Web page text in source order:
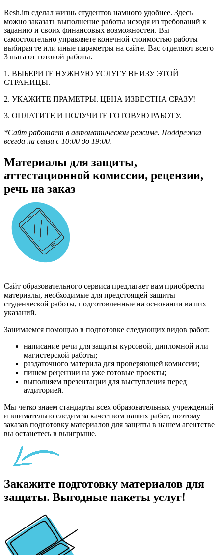
Resh.im сделал жизнь студентов намного удобнее. Здесь
можно заказать выполнение работы исходя из требований к
заданию и своих финансовых возможностей. Вы
самостоятельно управляете конечной стоимостью работы
выбирая те или иные параметры на сайте. Вас отделяют всего
3 шага от готовой работы:
1. ВЫБЕРИТЕ НУЖНУЮ УСЛУГУ ВНИЗУ ЭТОЙ
СТРАНИЦЫ.
2. УКАЖИТЕ ПРАМЕТРЫ. ЦЕНА ИЗВЕСТНА СРАЗУ!
3. ОПЛАТИТЕ И ПОЛУЧИТЕ ГОТОВУЮ РАБОТУ.
*Сайт работает в автоматическом режиме. Поддрежка
всегда на связи с 10:00 до 19:00.
Материалы для защиты,
аттестационной комиссии, рецензии,
речь на заказ
Сайт образовательного сервиса предлагает вам приобрести
материалы, необходимые для предстоящей защиты
студенческой работы, подготовленные на основании ваших
указаний.
Занимаемся помощью в подготовке следующих видов работ:
написание речи для защиты курсовой, дипломной или
магистерской работы;
раздаточного материла для проверяющей комиссии;
пишем рецензии на уже готовые проекты;
выполняем презентации для выступления перед
аудиторией.
Мы четко знаем стандарты всех образовательных учреждений
и внимательно следим за качеством наших работ, поэтому
заказав подготовку материалов для защиты в нашем агентстве
вы останетесь в выигрыше.
Закажите подготовку материалов для
защиты. Выгодные пакеты услуг!